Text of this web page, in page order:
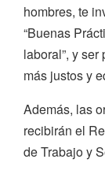
hombres, te
“Buenas
laboral”, y
más justos y
Además, las
recibirán el
de Trabajo y